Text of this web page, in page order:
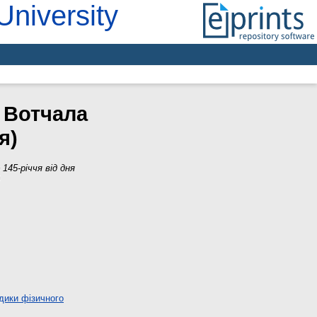
річчя від дня
фізичного